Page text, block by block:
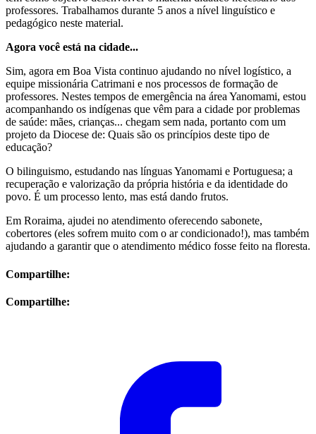
professores. Trabalhamos durante 5 anos a nível linguístico e
pedagógico neste material.
Agora você está na cidade...
Sim, agora em Boa Vista continuo ajudando no nível logístico, a
equipe missionária Catrimani e nos processos de formação de
professores. Nestes tempos de emergência na área Yanomami, estou
acompanhando os indígenas que vêm para a cidade por problemas
de saúde: mães, crianças... chegam sem nada, portanto com um
projeto da Diocese de: Quais são os princípios deste tipo de
educação?
O bilinguismo, estudando nas línguas Yanomami e Portuguesa; a
recuperação e valorização da própria história e da identidade do
povo. É um processo lento, mas está dando frutos.
Em Roraima, ajudei no atendimento oferecendo sabonete,
cobertores (eles sofrem muito com o ar condicionado!), mas também
ajudando a garantir que o atendimento médico fosse feito na floresta.
Compartilhe:
Compartilhe: